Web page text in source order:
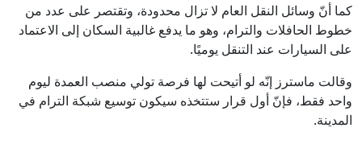
كما أنّ وسائل النقل العام لا تزال محدودة، وتقتصر على عدد من
خطوط الحافلات والترام، وهو ما يدفع غالبية السكان إلى الاعتماد
على السيارات عند التنقل يوميًا.
وقالت ماسترز إنّه لو أتيحت لها فرصة تولي منصب العمدة ليوم
واحد فقط، فإنّ أول قرار ستتخذه سيكون توسيع شبكة الترام في
المدينة.